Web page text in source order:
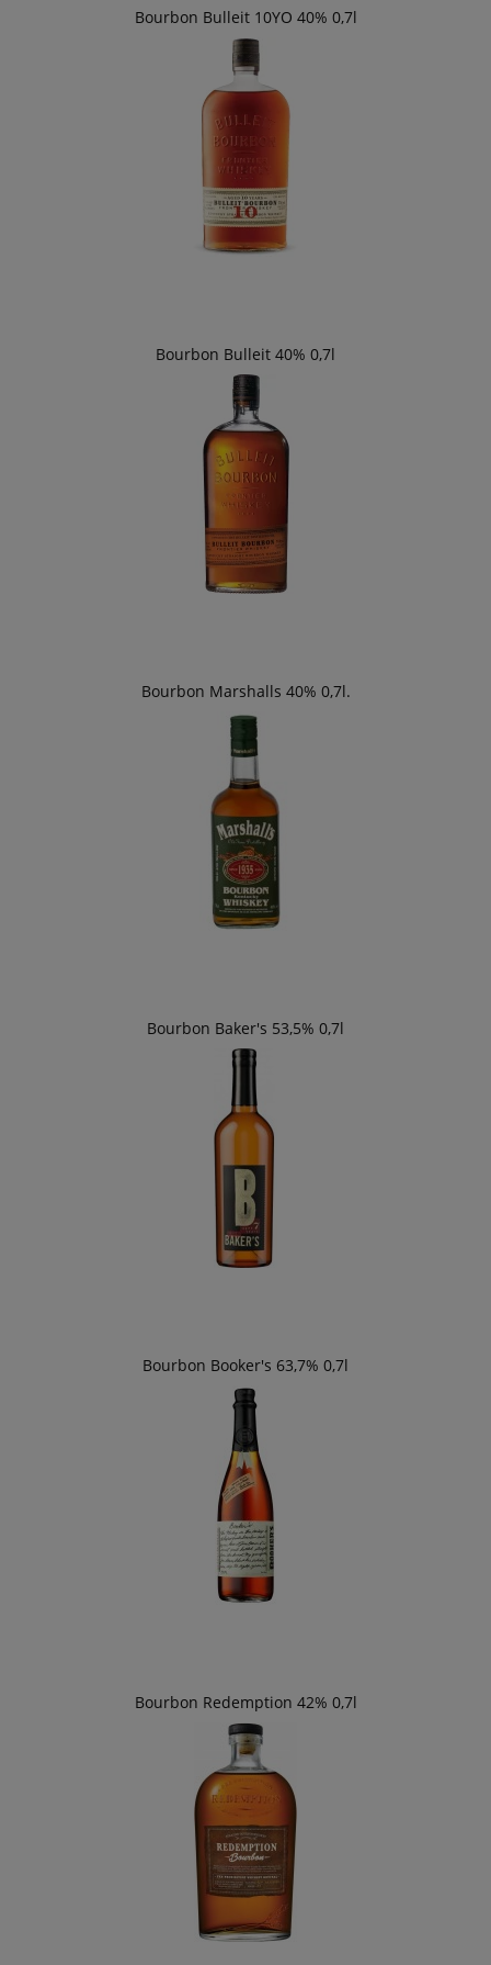
Bourbon Bulleit 10YO 40% 0,7l
Bourbon Bulleit 40% 0,7l
Bourbon Marshalls 40% 0,7l.
Bourbon Baker's 53,5% 0,7l
Bourbon Booker's 63,7% 0,7l
Bourbon Redemption 42% 0,7l